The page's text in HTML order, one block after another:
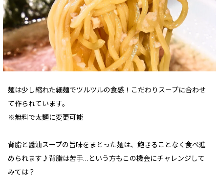
麺は少し縮れた細麺でツルツルの食感！こだわりスープに合わせ
て作られています。
※無料で太麺に変更可能
背脂と醤油スープの旨味をまとった麺は、飽きることなく食べ進
められます♪背脂は苦手…という方もこの機会にチャレンジして
みては？